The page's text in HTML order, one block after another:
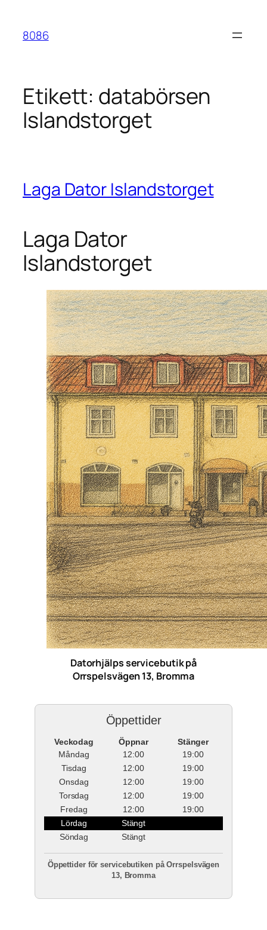
innehåll
8086
Etikett: databörsen
Islandstorget
Laga Dator Islandstorget
Laga Dator
Islandstorget
Datorhjälps servicebutik på
Orrspelsvägen 13, Bromma
Öppettider
Veckodag Öppnar
Stänger
Måndag
12:00
19:00
Tisdag
12:00
19:00
Onsdag
12:00
19:00
Torsdag
12:00
19:00
Fredag
12:00
19:00
Lördag
Stängt
Söndag
Stängt
Öppettider för servicebutiken på Orrspelsvägen
13, Bromma